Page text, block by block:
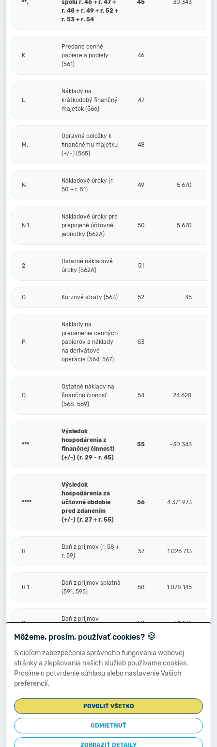
**.
spolu r. 46 + r. 47 +
r. 48 + r. 49 + r. 52 +
r. 53 + r. 54
45 30 343
K.
Predané cenné
papiere a podiely
(561)
46
L.
Náklady na
krátkodobý finančný
majetok (566)
47
M.
Opravné položky k
finančnému majetku
(+/-) (565)
48
N.
Nákladové úroky (r.
50 + r. 51)
49 5 670
N.1.
Nákladové úroky pre
prepojené účtovné
jednotky (562A)
50 5 670
2.
Ostatné nákladové
úroky (562A)
51
O. Kurzové straty (563) 52 45
P.
Náklady na
precenenie cenných
papierov a náklady
na derivátové
operácie (564, 567)
53
Q.
Ostatné náklady na
finančnú činnosť
(568, 569)
54 24 628
***
Výsledok
hospodárenia z
finančnej činnosti
(+/-) (r. 29 - r. 45)
55 -30 343
****
Výsledok
hospodárenia za
účtovné obdobie
pred zdanením
(+/-) (r. 27 + r. 55)
56 4 371 973
R.
Daň z príjmov (r. 58 +
r. 59)
57 1 026 713
R.1.
Daň z príjmov splatná
(591, 595)
58 1 078 145
2.
Daň z príjmov
59 -51 432
S.
Prevod podielov na
výsledku
hospodárenia
60
****
Výsledok
hospodárenia za
účtovné obdobie po
zdanení (+/-) (r. 56
61 3 345 260
Môžeme, prosím, používať cookies? 🍪
S cieľom zabezpečenia správneho fungovania webovej
stránky a zlepšovania našich služieb používame cookies.
Prosíme o potvrdenie súhlasu alebo nastavenie Vašich
preferencií.
POVOLIŤ VŠETKO
ODMIETNUŤ
ZOBRAZIŤ DETAILY